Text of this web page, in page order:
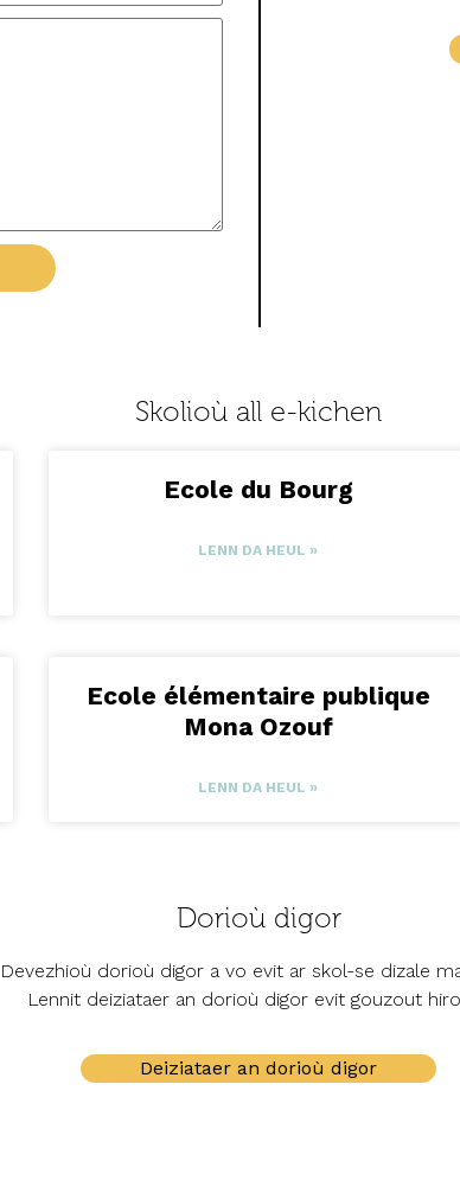
Skolioù all e-kichen
Ecole du Bourg
LENN DA HEUL »
Ecole élémentaire publique
Mona Ozouf
LENN DA HEUL »
Dorioù digor
Devezhioù dorioù digor a vo evit ar skol-se dizale
Lennit deiziataer an dorioù digor evit gouzout
Deiziataer an dorioù digor